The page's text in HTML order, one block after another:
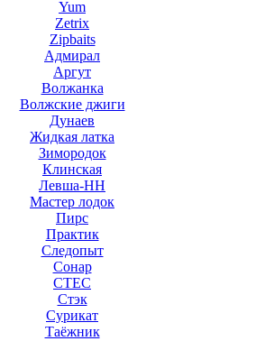
Yum
Zetrix
Zipbaits
Адмирал
Аргут
Волжанка
Волжские джиги
Дунаев
Жидкая латка
Зимородок
Клинская
Левша-НН
Мастер лодок
Пирс
Практик
Следопыт
Сонар
СТЕС
Стэк
Сурикат
Таёжник